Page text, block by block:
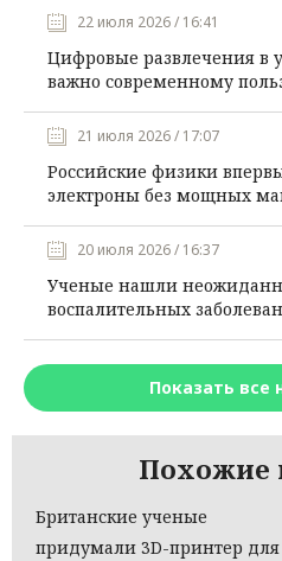
22 июля 2026 / 16:41
Цифровые развлечения в
важно современному
21 июля 2026 / 17:07
Российские физики
электроны без мощных
20 июля 2026 / 16:37
Ученые нашли
воспалительных
Показать все
Похожие
Британские ученые
придумали 3D-принтер для